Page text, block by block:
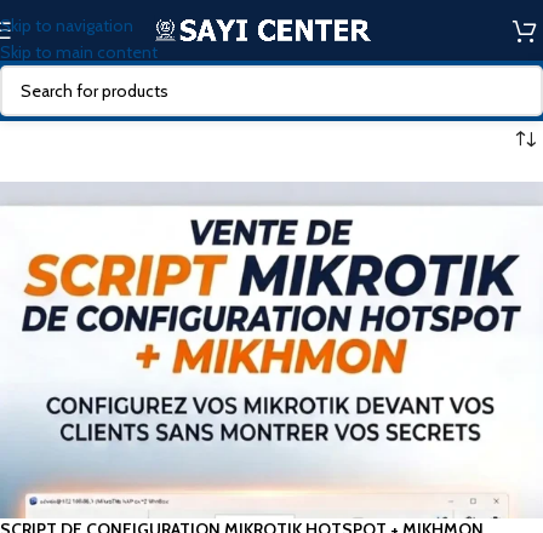
Skip to navigation
Skip to main content